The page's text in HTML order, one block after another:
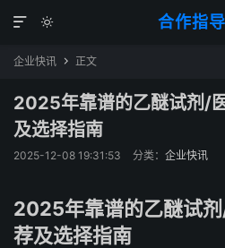
合作指


企业快讯  正文
2025年靠谱的乙醚试剂/
及选择指南
2025-12-08 19:31:53 分类： 企业快讯
2025年靠谱的乙醚试
荐及选择指南